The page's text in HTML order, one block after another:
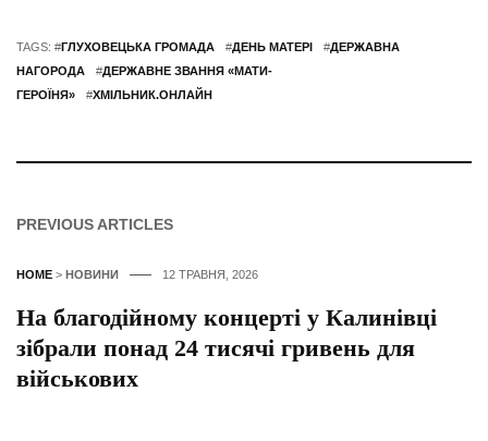
TAGS: #ГЛУХОВЕЦЬКА ГРОМАДА #ДЕНЬ МАТЕРІ #ДЕРЖАВНА
НАГОРОДА
#ДЕРЖАВНЕ ЗВАННЯ «МАТИ-
ГЕРОЇНЯ»
#ХМІЛЬНИК.ОНЛАЙН
PREVIOUS ARTICLES
HOME > НОВИНИ 12 ТРАВНЯ, 2026
На благодійному концерті у Калинівці
зібрали понад 24 тисячі гривень для
військових